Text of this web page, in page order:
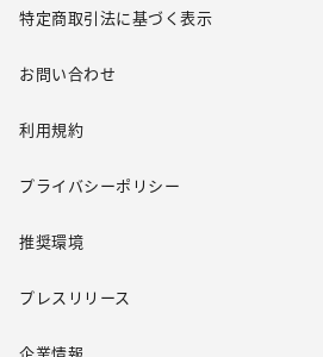
特定商取引法に基づく表示
お問い合わせ
利用規約
プライバシーポリシー
推奨環境
プレスリリース